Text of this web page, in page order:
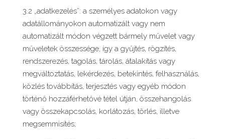
3.2 „adatkezelés”: a személyes adatokon vagy
adatállományokon automatizált vagy nem
automatizált módon végzett bármely művelet vagy
műveletek összessége, így a gyűjtés, rögzítés,
rendszerezés, tagolás, tárolás, átalakítás vagy
megváltoztatás, lekérdezés, betekintés, felhasználás,
közlés továbbítás, terjesztés vagy egyéb módon
történő hozzáférhetővé tétel útján, összehangolás
vagy összekapcsolás, korlátozás, törlés, illetve
megsemmisítés;